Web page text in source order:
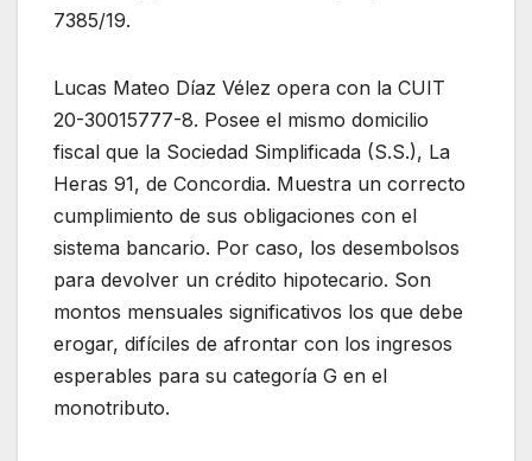
7385/19.
Lucas Mateo Díaz Vélez opera con la CUIT
20-30015777-8. Posee el mismo domicilio
fiscal que la Sociedad Simplificada (S.S.), La
Heras 91, de Concordia. Muestra un correcto
cumplimiento de sus obligaciones con el
sistema bancario. Por caso, los desembolsos
para devolver un crédito hipotecario. Son
montos mensuales significativos los que debe
erogar, difíciles de afrontar con los ingresos
esperables para su categoría G en el
monotributo.